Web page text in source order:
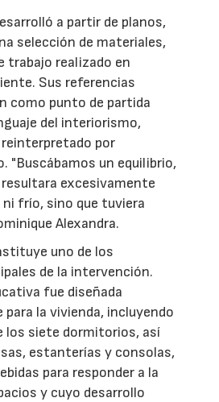
a partir de planos,
selección de materiales,
trabajo realizado en
Sus referencias
como punto de partida
del interiorismo,
por
"Buscábamos un equilibrio,
excesivamente
frío, sino que tuviera
Alexandra.
uno de los
de la intervención.
fue diseñada
la vivienda, incluyendo
los siete dormitorios, así
estanterías y consolas,
para responder a la
y cuyo desarrollo